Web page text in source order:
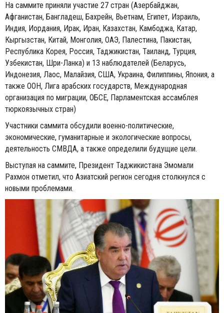
На саммите приняли участие 27 стран (Азербайджан,
Афганистан, Бангладеш, Бахрейн, Вьетнам, Египет, Израиль,
Индия, Иордания, Ирак, Иран, Казахстан, Камбоджа, Катар,
Кыргызстан, Китай, Монголия, ОАЭ, Палестина, Пакистан,
Республика Корея, Россия, Таджикистан, Таиланд, Турция,
Узбекистан, Шри-Ланка) и 13 наблюдателей (Беларусь,
Индонезия, Лаос, Малайзия, США, Украина, Филиппины, Япония, а
также ООН, Лига арабских государств, Международная
организация по миграции, ОБСЕ, Парламентская ассамблея
тюркоязычных стран)
Участники саммита обсудили военно-политические,
экономические, гуманитарные и экологические вопросы,
деятельность СМВДА, а также определили будущие цели.
Выступая на саммите, Президент Таджикистана Эмомали
Рахмон отметил, что Азиатский регион сегодня столкнулся с
новыми проблемами.